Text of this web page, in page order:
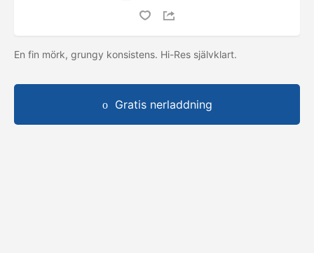
En fin mörk, grungy konsistens. Hi-Res självklart.
Gratis nerladdning